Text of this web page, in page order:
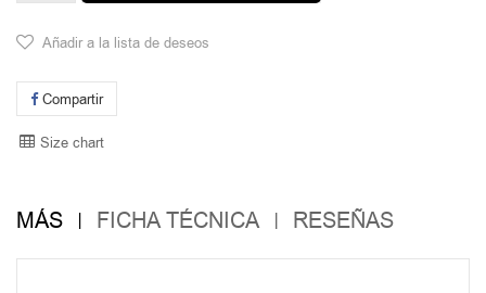
Añadir a la lista de deseos
Compartir
Size chart
MÁS FICHA TÉCNICA RESEÑAS